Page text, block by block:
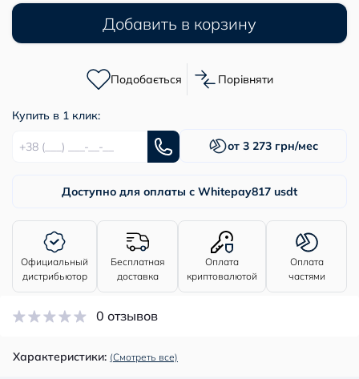
Добавить в корзину
Подобається Порівняти
Купить в 1 клик:
от 3 273 грн/мес
Доступно для оплаты с Whitepay817 usdt
Официальный
дистрибьютор
Бесплатная
доставка
Оплата
криптовалютой
Оплата
частями
0 отзывов
Характеристики: (Смотреть все)